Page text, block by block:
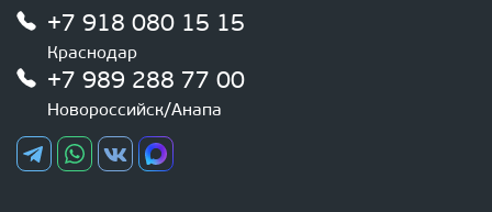
+7 918 080 15 15
Краснодар
+7 989 288 77 00
Новороссийск/Анапа